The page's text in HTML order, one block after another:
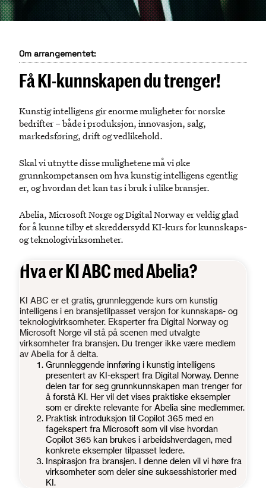
Om arrangementet:
Få KI-kunnskapen du trenger!
Kunstig intelligens gir enorme muligheter for norske
bedrifter – både i produksjon, innovasjon, salg,
markedsføring, drift og vedlikehold.
Skal vi utnytte disse mulighetene må vi øke
grunnkompetansen om hva kunstig intelligens egentlig
er, og hvordan det kan tas i bruk i ulike bransjer.
Abelia, Microsoft Norge og Digital Norway er veldig glad
for å kunne tilby et skreddersydd KI-kurs for kunnskaps-
og teknologivirksomheter.
Hva er KI ABC med Abelia?
KI ABC er et gratis, grunnleggende kurs om kunstig
intelligens i en bransjetilpasset versjon for kunnskaps- og
teknologivirksomheter. Eksperter fra Digital Norway og
Microsoft Norge vil stå på scenen med utvalgte
virksomheter fra bransjen. Du trenger ikke være medlem
av Abelia for å delta.
Grunnleggende innføring i kunstig intelligens
presentert av KI-ekspert fra Digital Norway. Denne
delen tar for seg grunnkunnskapen man trenger for
å forstå KI. Her vil det vises praktiske eksempler
som er direkte relevante for Abelia sine medlemmer.
Praktisk introduksjon til Copilot 365 med en
fagekspert fra Microsoft som vil vise hvordan
Copilot 365 kan brukes i arbeidshverdagen, med
konkrete eksempler tilpasset ledere.
Inspirasjon fra bransjen. I denne delen vil vi høre fra
virksomheter som deler sine suksesshistorier med
KI.